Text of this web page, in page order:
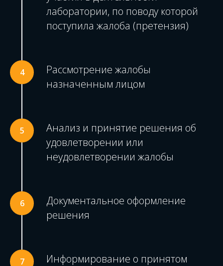
лаборатории, по поводу которой
поступила жалоба (претензия)
Рассмотрение жалобы
назначенным лицом
Анализ и принятие решения об
удовлетворении или
неудовлетворении жалобы
Документальное оформление
решения
Информирование о принятом